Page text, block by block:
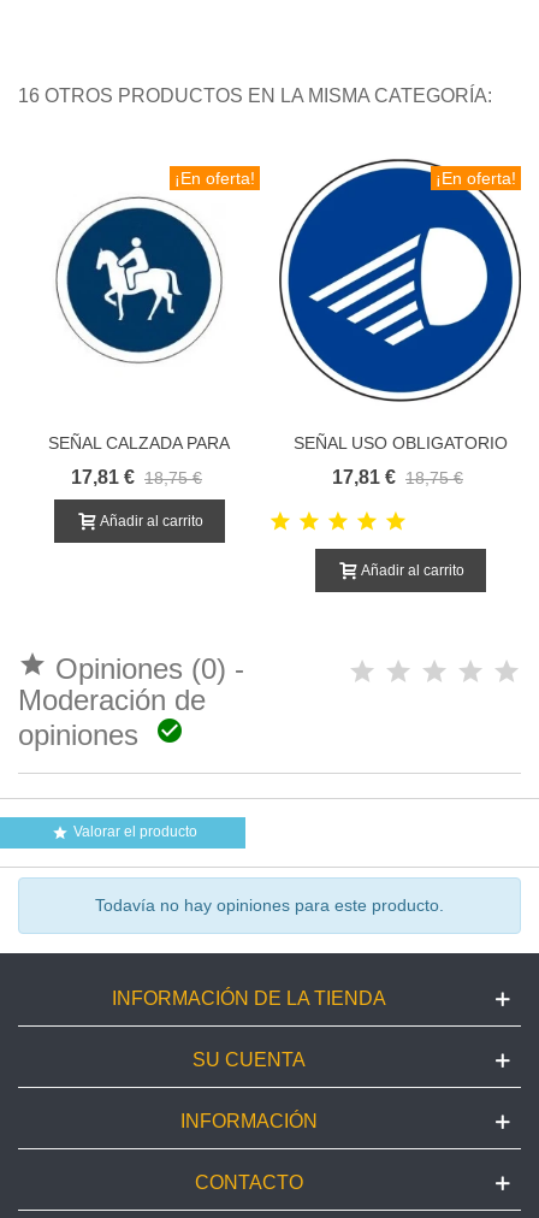
16 OTROS PRODUCTOS EN LA MISMA CATEGORÍA:
¡En oferta!
SEÑAL CALZADA PARA
ANIMALES DE MONTURA
17,81 € 18,75 €
Añadir al carrito
¡En oferta!
SEÑAL USO OBLIGATORIO
DE LUCES
17,81 € 18,75 €
Añadir al carrito
 Opiniones (0) -
Moderación de
opiniones

 Valorar el producto
Todavía no hay opiniones para este producto.
INFORMACIÓN DE LA TIENDA
SU CUENTA
INFORMACIÓN
CONTACTO